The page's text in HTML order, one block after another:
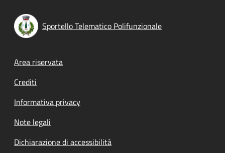
Sportello Telematico Polifunzionale
Footer menu
Area riservata
Crediti
Informativa privacy
Note legali
Dichiarazione di accessibilità